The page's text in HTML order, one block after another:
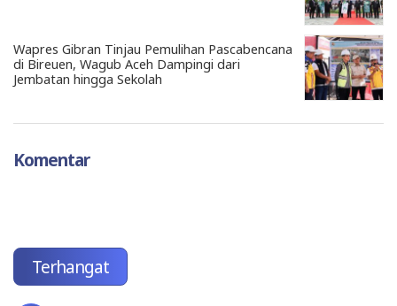
Wapres Gibran Tinjau Pemulihan Pascabencana
di Bireuen, Wagub Aceh Dampingi dari
Jembatan hingga Sekolah
Komentar
Terhangat